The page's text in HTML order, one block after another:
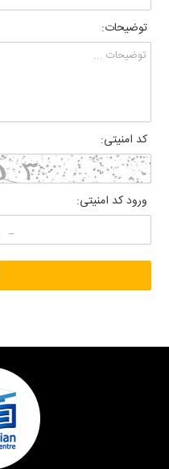
توضیحات:
کد امنیتی:
ورود کد امنیتی: